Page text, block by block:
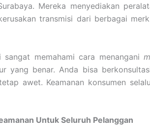
Mereka menyediakan
transmisi dari berbagai
memahami cara menangani
yang benar. Anda bisa
awet. Keamanan konsumen
Untuk Seluruh Pelanggan